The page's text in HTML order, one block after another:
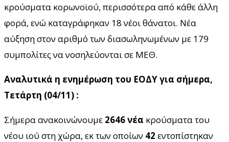
κρούσματα κορωνοϊού, περισσότερα από κάθε άλλη
φορά, ενώ καταγράφηκαν 18 νέοι θάνατοι. Νέα
αύξηση στον αριθμό των διασωληνωμένων με 179
συμπολίτες να νοσηλεύονται σε ΜΕΘ.
Αναλυτικά η ενημέρωση του ΕΟΔΥ για σήμερα,
Τετάρτη (04/11) :
Σήμερα ανακοινώνουμε 2646 νέα κρούσματα του
νέου ιού στη χώρα, εκ των οποίων 42 εντοπίστηκαν